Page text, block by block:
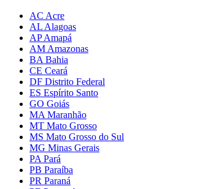
AC Acre
AL Alagoas
AP Amapá
AM Amazonas
BA Bahia
CE Ceará
DF Distrito Federal
ES Espírito Santo
GO Goiás
MA Maranhão
MT Mato Grosso
MS Mato Grosso do Sul
MG Minas Gerais
PA Pará
PB Paraíba
PR Paraná